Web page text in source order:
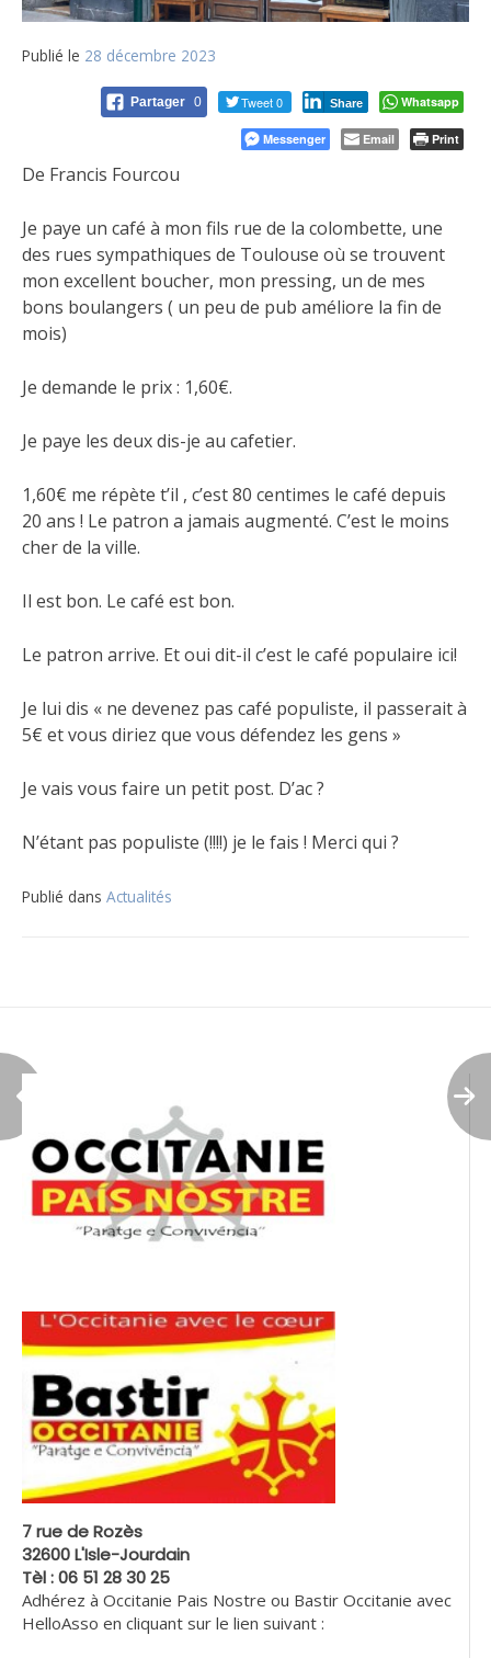
Publié le 28 décembre 2023
Partager 0 Tweet 0 Share Whatsapp
Messenger Email Print
De Francis Fourcou
Je paye un café à mon fils rue de la colombette, une
des rues sympathiques de Toulouse où se trouvent
mon excellent boucher, mon pressing, un de mes
bons boulangers ( un peu de pub améliore la fin de
mois)
Je demande le prix : 1,60€.
Je paye les deux dis-je au cafetier.
1,60€ me répète t’il , c’est 80 centimes le café depuis
20 ans ! Le patron a jamais augmenté. C’est le moins
cher de la ville.
Il est bon. Le café est bon.
Le patron arrive. Et oui dit-il c’est le café populaire ici!
Je lui dis « ne devenez pas café populiste, il passerait à
5€ et vous diriez que vous défendez les gens »
Je vais vous faire un petit post. D’ac ?
N’étant pas populiste (!!!!) je le fais ! Merci qui ?
Publié dans Actualités
l’article
7 rue de Rozès
32600 L'Isle-Jourdain
Tèl : 06 51 28 30 25
Adhérez à Occitanie Pais Nostre ou Bastir Occitanie avec
HelloAsso en cliquant sur le lien suivant :